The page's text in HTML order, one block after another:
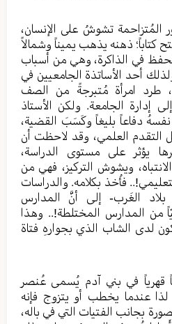
المُتزاحمة تشوشُ على الإنسان،
كتاباً؛ ذهنه يذهب يميناً وشمالاً
في الذاكرة، وهي من أسباب
أحد الأساتذة الجامعيين في
طرد امرأة مُتبرجةً من الصف
إدارة الجامعة. ولكن الأستاذ
دفاعاً بليغاً وكَسَبَ القضية،
التقدم العلمي، وقد لاحظت أن
يؤثر على مستوى الدراسة،
ويشوش التركيز، فهي من
فأُخذ بكلامه. والدراسات
الغَرب- إلى أنَّ المدارس
من المدارس المختلطة!.. وهذا
لدى الشاب الذي بجوارهِ فتاة
قهرياً في بني آدم يُسمى عُنصر
لذا عندما يخطب أو يتزوج فإنه
بجانب الفتيات التي في باله،